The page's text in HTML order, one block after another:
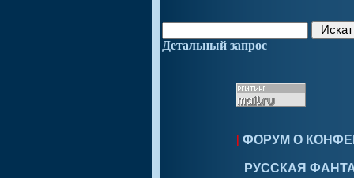
Детальный запрос
[ФОРУМ О
РУССКАЯ